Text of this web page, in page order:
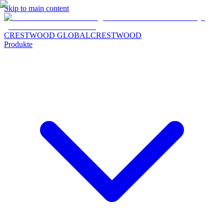
Skip to main content
CRESTWOOD GLOBALCRESTWOOD
Produkte